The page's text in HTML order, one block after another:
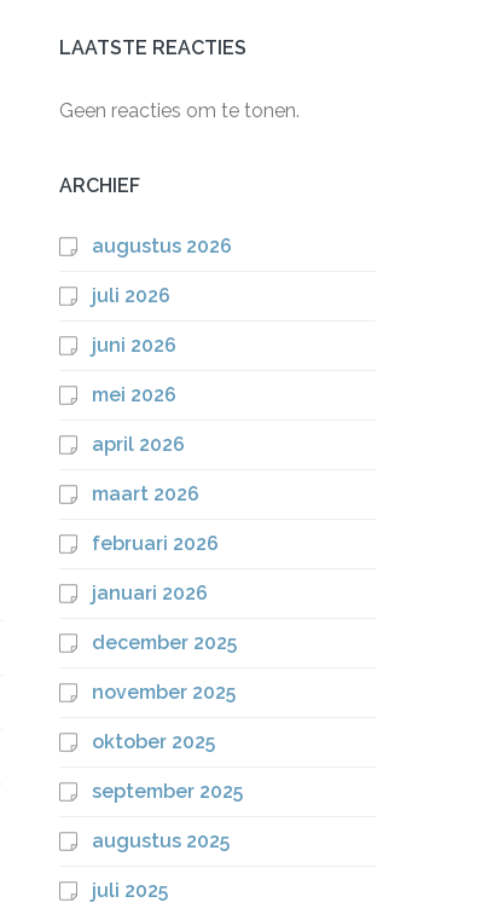
LAATSTE REACTIES
Geen reacties om te tonen.
ARCHIEF
augustus 2026
juli 2026
juni 2026
mei 2026
april 2026
maart 2026
februari 2026
januari 2026
december 2025
november 2025
oktober 2025
september 2025
augustus 2025
juli 2025